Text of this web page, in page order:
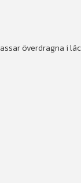
överdragna i